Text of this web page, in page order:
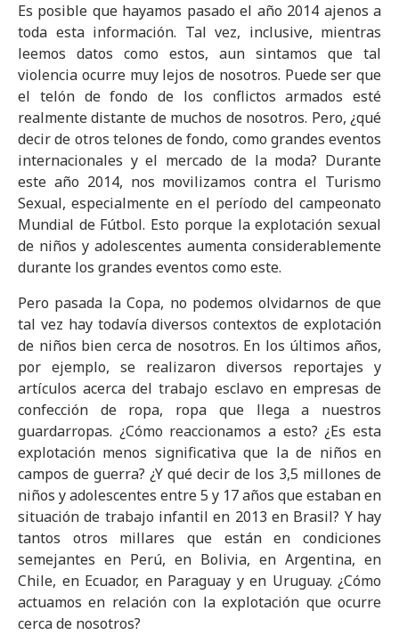
Es posible que hayamos pasado el año 2014 ajenos a
toda esta información. Tal vez, inclusive, mientras
leemos datos como estos, aun sintamos que tal
violencia ocurre muy lejos de nosotros. Puede ser que
el telón de fondo de los conflictos armados esté
realmente distante de muchos de nosotros. Pero, ¿qué
decir de otros telones de fondo, como grandes eventos
internacionales y el mercado de la moda? Durante
este año 2014, nos movilizamos contra el Turismo
Sexual, especialmente en el período del campeonato
Mundial de Fútbol. Esto porque la explotación sexual
de niños y adolescentes aumenta considerablemente
durante los grandes eventos como este.
Pero pasada la Copa, no podemos olvidarnos de que
tal vez hay todavía diversos contextos de explotación
de niños bien cerca de nosotros. En los últimos años,
por ejemplo, se realizaron diversos reportajes y
artículos acerca del trabajo esclavo en empresas de
confección de ropa, ropa que llega a nuestros
guardarropas. ¿Cómo reaccionamos a esto? ¿Es esta
explotación menos significativa que la de niños en
campos de guerra? ¿Y qué decir de los 3,5 millones de
niños y adolescentes entre 5 y 17 años que estaban en
situación de trabajo infantil en 2013 en Brasil? Y hay
tantos otros millares que están en condiciones
semejantes en Perú, en Bolivia, en Argentina, en
Chile, en Ecuador, en Paraguay y en Uruguay. ¿Cómo
actuamos en relación con la explotación que ocurre
cerca de nosotros?